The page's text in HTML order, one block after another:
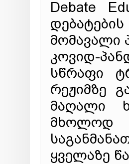
Debate
მომავალი
კოვიდ-
სწრაფი
რეჟიმზე
მაღალი
ყველაზე